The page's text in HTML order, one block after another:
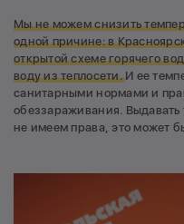
Мы не можем снизить
одной причине: в
открытой схеме горячего
воду из теплосети.И ее
санитарными нормами и
обеззараживания.
не имеем права, это может